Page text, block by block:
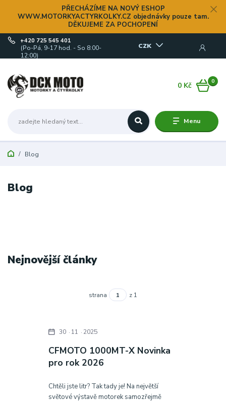
PŘECHÁZÍME NA NOVÝ ESHOP
WWW.MOTORKYACTYRKOLKY.CZ objednávky pouze tam.
DĚKUJEME ZA POCHOPENÍ
Menu
CZK
+420 725 545 401
(Po-Pá, 9-17 hod. - So 8:00-
12:00)
0
0 Kč
Blog
Blog
Nejnovější články
strana z 1
CFMOTO 1000MT-X Novinka
pro rok 2026
30 11 2025
Chtěli jste litr? Tak tady je! Na největší
světové výstavě motorek samozřejmě